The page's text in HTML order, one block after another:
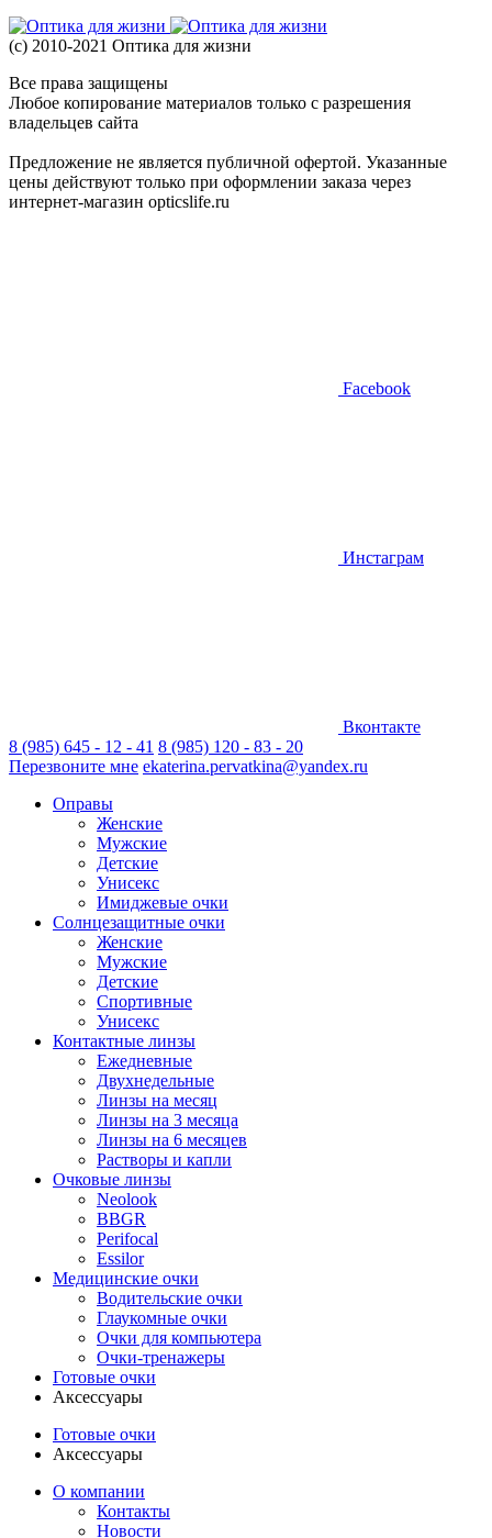
(с) 2010-2021 Оптика для жизни
Все права защищены
Любое копирование материалов только с разрешения
владельцев сайта
Предложение не является публичной офертой. Указанные
цены действуют только при оформлении заказа через
интернет-магазин opticslife.ru
Facebook
Инстаграм
Вконтакте
8 (985) 645 - 12 - 41 8 (985) 120 - 83 - 20
Перезвоните мне ekaterina.pervatkina@yandex.ru
Оправы
Женские
Мужские
Детские
Унисекс
Имиджевые очки
Солнцезащитные очки
Женские
Мужские
Детские
Спортивные
Унисекс
Контактные линзы
Ежедневные
Двухнедельные
Линзы на месяц
Линзы на 3 месяца
Линзы на 6 месяцев
Растворы и капли
Очковые линзы
Neolook
BBGR
Perifocal
Essilor
Медицинские очки
Водительские очки
Глаукомные очки
Очки для компьютера
Очки-тренажеры
Готовые очки
Аксессуары
Готовые очки
Аксессуары
О компании
Контакты
Новости